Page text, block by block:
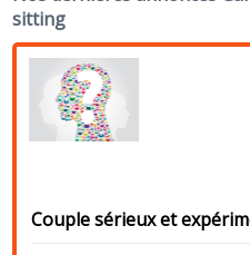
sitting
Couple sérieux et